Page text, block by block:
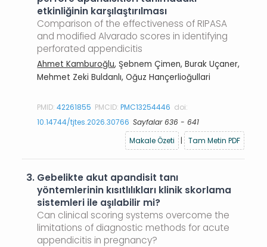
etkinliğinin karşılaştırılması
Comparison of the effectiveness of RIPASA
and modified Alvarado scores in identifying
perforated appendicitis
Ahmet Kamburoğlu, Şebnem Çimen, Burak Uçaner,
Mehmet Zeki Buldanlı, Oğuz Hançerlioğullari
PMID:42261855 PMCID:PMC13254446 doi:
10.14744/tjtes.2026.30766 Sayfalar 636 - 641
Makale Özeti
| Tam Metin PDF
3. Gebelikte akut apandisit tanı
yöntemlerinin kısıtlılıkları klinik skorlama
sistemleri ile aşılabilir mi?
Can clinical scoring systems overcome the
limitations of diagnostic methods for acute
appendicitis in pregnancy?